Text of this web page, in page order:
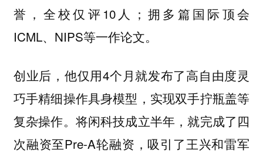
誉，全校仅评10人；拥多篇国际顶会
ICML、NIPS等一作论文。
创业后，他仅用4个月就发布了高自由度灵
巧手精细操作具身模型，实现双手拧瓶盖等
复杂操作。将闲科技成立半年，就完成了四
次融资至Pre-A轮融资，吸引了王兴和雷军